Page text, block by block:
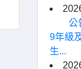
公
9年級
生...